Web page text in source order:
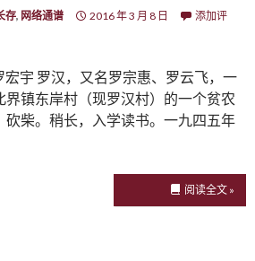
存, 网络通谱 2016 年 3 月 8 日
添加评
宇 罗汉，又名罗宗惠、罗云飞，一
界镇东岸村（现罗汉村）的一个贫农
砍柴。稍长，入学读书。一九四五年
阅读全文 »